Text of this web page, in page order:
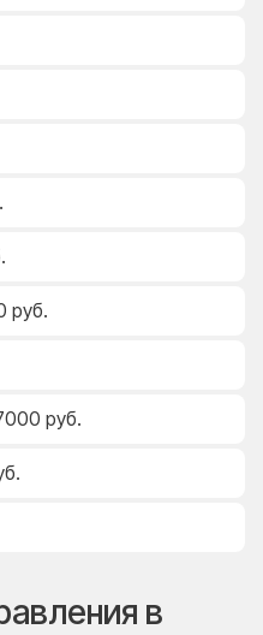
руб.
руб.
в